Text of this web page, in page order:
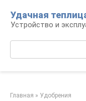
контенту
Удачная
Устройство и
Главная » Удобрения